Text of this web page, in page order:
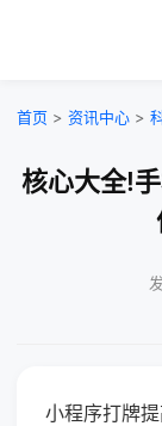
首页 > 资讯中心 >
核心大全!
小程序打牌